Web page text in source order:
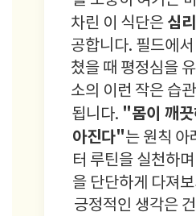
차린 이 식단은 심
공합니다. 필드에
쳤을 때 평정심을
소의 이런 작은 습
됩니다. "몸이 깨
아진다"는 원칙 아
터 루틴을 실천하
을 단단하게 다져
긍정적인 생각은